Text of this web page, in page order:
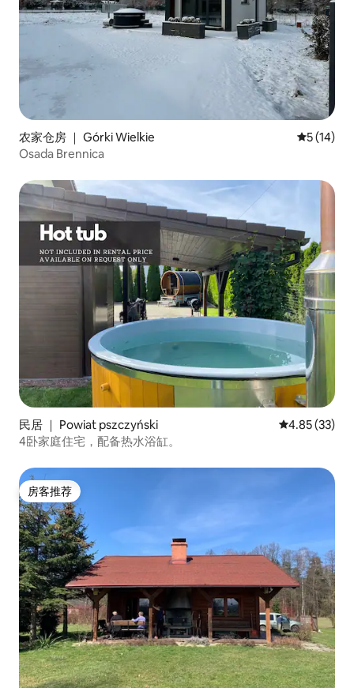
农家仓房 ｜ Górki Wielkie 平均评分
5 (14)
Osada Brennica
民居 ｜ Powiat pszczyński 平均评分
4.85 (33)
4卧家庭住宅，配备热水浴缸。
房客推荐
房客推荐